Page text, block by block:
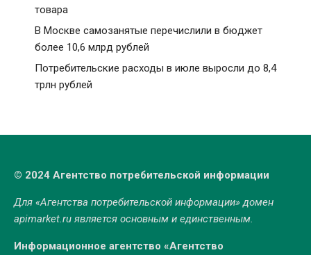
товара
В Москве самозанятые перечислили в бюджет
более 10,6 млрд рублей
Потребительские расходы в июле выросли до 8,4
трлн рублей
© 2024 Агентство потребительской информации
Для «Агентства потребительской информации» домен
apimarket.ruявляется основным и единственным.
Информационное агентство «Агентство